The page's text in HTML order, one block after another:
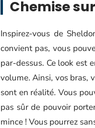
Chemise
Inspirez-vous de
convient pas, vous
par-dessus. Ce look est
volume. Ainsi, vos bras,
sont en réalité. Vous
pas sûr de pouvoir
mince ! Vous pourrez